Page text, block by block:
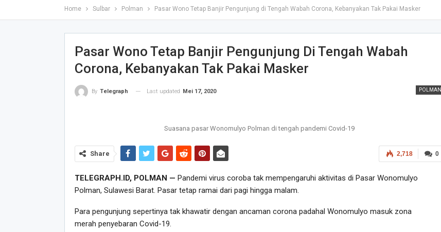
Home Sulbar Polman Pasar Wono Tetap Banjir Pengunjung di Tengah Wabah Corona, Kebanyakan Tak Pakai Masker
Pasar Wono Tetap Banjir Pengunjung Di Tengah Wabah
Corona, Kebanyakan Tak Pakai Masker
POLMAN
By Telegraph Last updated Mei 17, 2020
Suasana pasar Wonomulyo Polman di tengah pandemi Covid-19
0
2,718
Share
TELEGRAPH.ID, POLMAN — Pandemi virus coroba tak mempengaruhi aktivitas di Pasar Wonomulyo
Polman, Sulawesi Barat. Pasar tetap ramai dari pagi hingga malam.
Para pengunjung sepertinya tak khawatir dengan ancaman corona padahal Wonomulyo masuk zona
merah penyebaran Covid-19.